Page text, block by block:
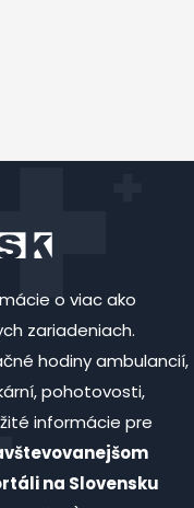
o viac ako
zariadeniach.
hodiny ambulancií,
pohotovosti,
informácie pre
na Slovensku